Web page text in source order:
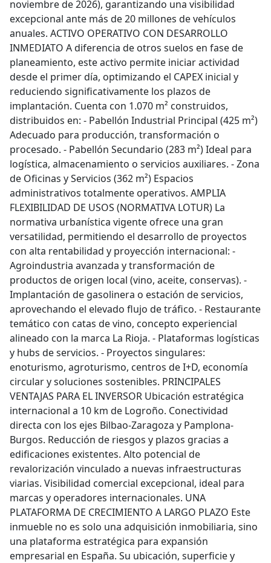
noviembre de 2026), garantizando una visibilidad
excepcional ante más de 20 millones de vehículos
anuales. ACTIVO OPERATIVO CON DESARROLLO
INMEDIATO A diferencia de otros suelos en fase de
planeamiento, este activo permite iniciar actividad
desde el primer día, optimizando el CAPEX inicial y
reduciendo significativamente los plazos de
implantación. Cuenta con 1.070 m² construidos,
distribuidos en: - Pabellón Industrial Principal (425 m²)
Adecuado para producción, transformación o
procesado. - Pabellón Secundario (283 m²) Ideal para
logística, almacenamiento o servicios auxiliares. - Zona
de Oficinas y Servicios (362 m²) Espacios
administrativos totalmente operativos. AMPLIA
FLEXIBILIDAD DE USOS (NORMATIVA LOTUR) La
normativa urbanística vigente ofrece una gran
versatilidad, permitiendo el desarrollo de proyectos
con alta rentabilidad y proyección internacional: -
Agroindustria avanzada y transformación de
productos de origen local (vino, aceite, conservas). -
Implantación de gasolinera o estación de servicios,
aprovechando el elevado flujo de tráfico. - Restaurante
temático con catas de vino, concepto experiencial
alineado con la marca La Rioja. - Plataformas logísticas
y hubs de servicios. - Proyectos singulares:
enoturismo, agroturismo, centros de I+D, economía
circular y soluciones sostenibles. PRINCIPALES
VENTAJAS PARA EL INVERSOR Ubicación estratégica
internacional a 10 km de Logroño. Conectividad
directa con los ejes Bilbao-Zaragoza y Pamplona-
Burgos. Reducción de riesgos y plazos gracias a
edificaciones existentes. Alto potencial de
revalorización vinculado a nuevas infraestructuras
viarias. Visibilidad comercial excepcional, ideal para
marcas y operadores internacionales. UNA
PLATAFORMA DE CRECIMIENTO A LARGO PLAZO Este
inmueble no es solo una adquisición inmobiliaria, sino
una plataforma estratégica para expansión
empresarial en España. Su ubicación, superficie y